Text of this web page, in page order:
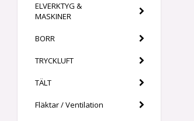
ELVERKTYG &
MASKINER
BORR
TRYCKLUFT
TÄLT
Fläktar / Ventilation